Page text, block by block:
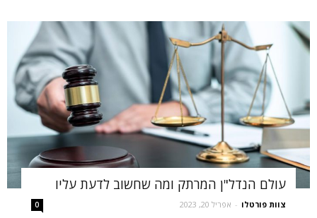
עולם הנדל"ן המרתק ומה שחשוב לדעת עליו
צוות פורטלו - אפריל 20, 2023 0